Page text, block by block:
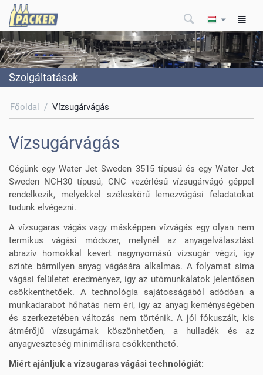
Szolgáltatások
Főoldal / Vízsugárvágás
Vízsugárvágás
Cégünk egy Water Jet Sweden 3515 típusú és egy Water Jet
Sweden NCH30 típusú, CNC vezérlésű vízsugárvágó géppel
rendelkezik, melyekkel széleskörű lemezvágási feladatokat
tudunk elvégezni.
A vízsugaras vágás vagy másképpen vízvágás egy olyan nem
termikus vágási módszer, melynél az anyagelválasztást
abrazív homokkal kevert nagynyomású vízsugár végzi, így
szinte bármilyen anyag vágására alkalmas. A folyamat sima
vágási felületet eredményez, így az utómunkálatok jelentősen
csökkenthetőek. A technológia sajátosságából adódóan a
munkadarabot hőhatás nem éri, így az anyag keménységében
és szerkezetében változás nem történik. A jól fókuszált, kis
átmérőjű vízsugárnak köszönhetően, a hulladék és az
anyagveszteség minimálisra csökkenthető.
Miért ajánljuk a vízsugaras vágási technológiát: